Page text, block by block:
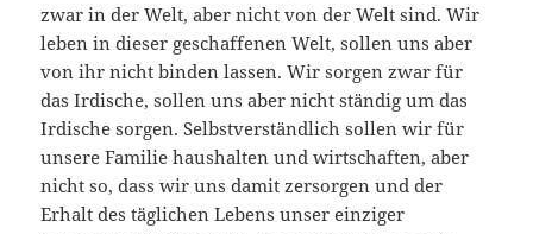
zwar in der Welt, aber nicht von der Welt sind. Wir
leben in dieser geschaffenen Welt, sollen uns aber
von ihr nicht binden lassen. Wir sorgen zwar für
das Irdische, sollen uns aber nicht ständig um das
Irdische sorgen. Selbstverständlich sollen wir für
unsere Familie haushalten und wirtschaften, aber
nicht so, dass wir uns damit zersorgen und der
Erhalt des täglichen Lebens unser einziger